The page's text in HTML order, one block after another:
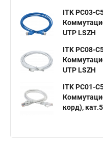
ITK PC03-
UTP LSZH
ITK PC08-
UTP LSZH
ITK PC01-
корд),